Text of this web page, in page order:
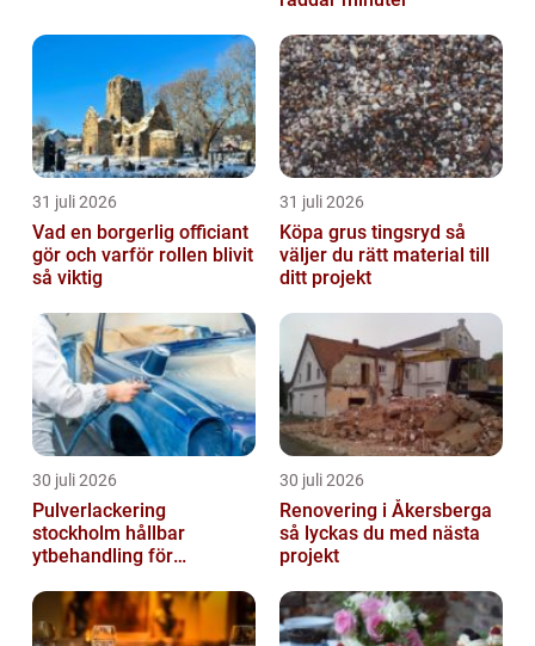
31 juli 2026
Vad en borgerlig officiant
gör och varför rollen blivit
så viktig
31 juli 2026
Köpa grus tingsryd så
väljer du rätt material till
ditt projekt
30 juli 2026
Pulverlackering
stockholm hållbar
ytbehandling för
30 juli 2026
Renovering i Åkersberga
så lyckas du med nästa
projekt